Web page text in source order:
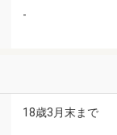
-
18歳3月末まで